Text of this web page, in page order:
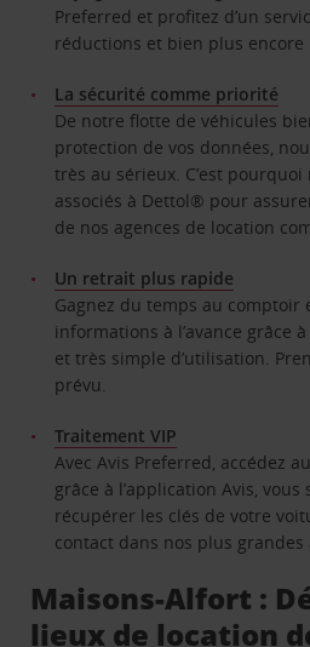
Preferred et profitez d’un
réductions et bien plus encore
La sécurité comme priorité
De notre flotte de véhicules
protection de vos données,
très au sérieux. C’est
associés à Dettol® pour
de nos agences de location
Un retrait plus rapide
Gagnez du temps au comptoir
informations à l’avance grâce
et très simple d’utilisation.
prévu.
Traitement VIP
Avec Avis Preferred, accédez
grâce à l’application Avis,
récupérer les clés de votre
contact dans nos plus grandes
Maisons-Alfort :
lieux de location